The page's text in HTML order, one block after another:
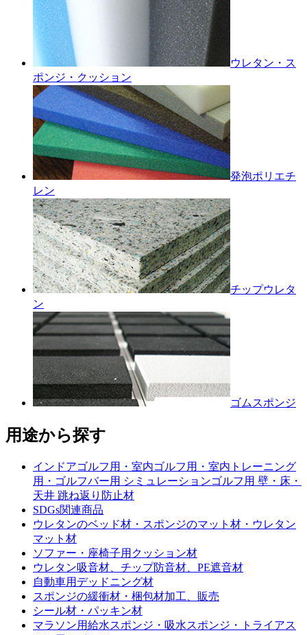
ウレタン・ス
ポンジ・クッション
発泡ポリエチ
レン
チップウレタ
ン
ゴムスポンジ
用途から探す
インドアゴルフ用・室内ゴルフ用・室内トレーニング
用・ゴルフバー用 シミュレーションゴルフ用 壁・床・
天井 跳ね返り防止材
SDGs関連商品
ウレタンのベッド材・スポンジのマット材・ウレタン
マット材
ソファー・座椅子用クッション材
ウレタン吸音材、チップ防音材、PE遮音材
自動車用デッドニング材
スポンジの緩衝材・梱包材加工、販売
シール材・パッキン材
マラソン用給水スポンジ・吸水スポンジ・トライアス